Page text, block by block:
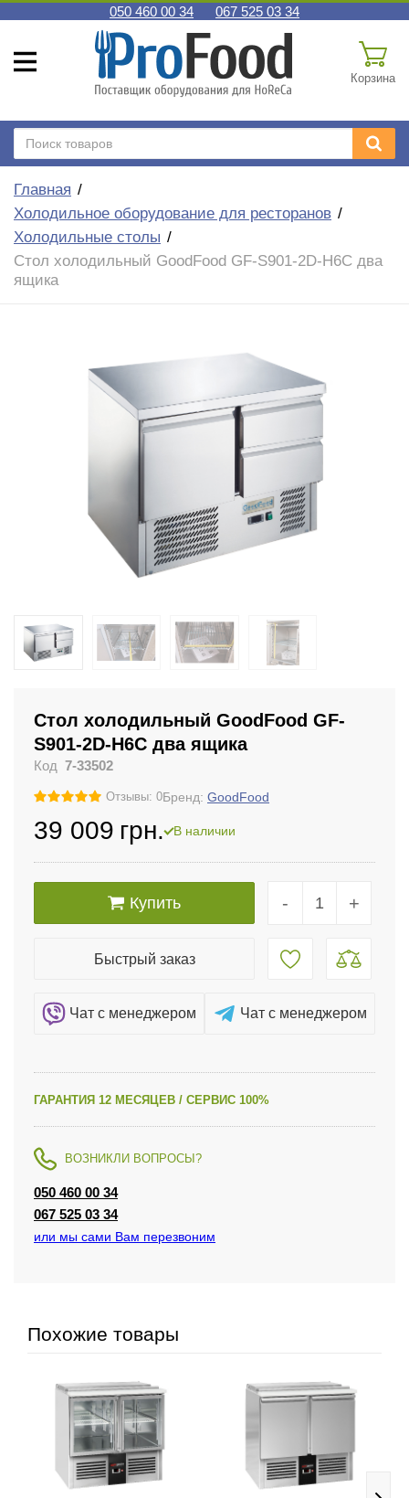
050 460 00 34 067 525 03 34
Корзина
Главная
Холодильное оборудование для ресторанов
Холодильные столы
Стол холодильный GoodFood GF-S901-2D-H6C два
ящика
Стол холодильный GoodFood GF-
S901-2D-H6C два ящика
Код 7-33502
Отзывы: 0Бренд: GoodFood
39 009 грн. В наличии
- +
Купить
Быстрый заказ
Чат c менеджером Чат c менеджером
ГАРАНТИЯ 12 МЕСЯЦЕВ / СЕРВИС 100%
ВОЗНИКЛИ ВОПРОСЫ?
050 460 00 34
067 525 03 34
или мы сами Вам перезвоним
Похожие товары